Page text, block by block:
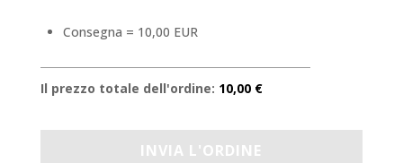
Consegna = 10,00 EUR
Il prezzo totale dell'ordine: 10,00 €